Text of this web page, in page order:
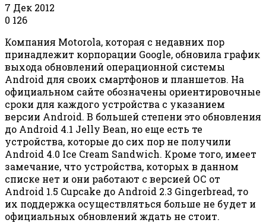
7 Дек 2012
0 126
Компания Motorola, которая с недавних пор
принадлежит корпорации Google, обновила график
выхода обновлений операционной системы
Android для своих смартфонов и планшетов. На
официальном сайте обозначены ориентировочные
сроки для каждого устройства с указанием
версии Android. В большей степени это обновления
до Android 4.1 Jelly Bean, но еще есть те
устройства, которые до сих пор не получили
Android 4.0 Ice Cream Sandwich. Кроме того, имеет
замечание, что устройства, которых в данном
списке нет и они работают с версией ОС от
Android 1.5 Cupcake до Android 2.3 Gingerbread, то
их поддержка осуществляться больше не будет и
официальных обновлений ждать не стоит.